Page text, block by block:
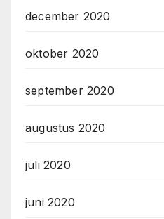
december 2020
oktober 2020
september 2020
augustus 2020
juli 2020
juni 2020